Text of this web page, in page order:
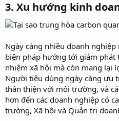
3. Xu hướng kinh
Ngày càng nhiều doanh
biện pháp hướng tới giảm phát
nhiệm xã hội mà còn mang lại
Người tiêu dùng ngày càng ưu
thân thiện với môi trường, và
hơn đến các doanh nghiệp có
trường, Xã hội và Quản trị